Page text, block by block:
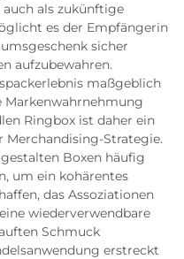
als zukünftige
es der Empfängerin
sicher
aufzubewahren.
maßgeblich
Markenwahrnehmung
Ringbox ist daher ein
Strategie.
Boxen häufig
um ein kohärentes
das Assoziationen
wiederverwendbare
Schmuck
erstreckt